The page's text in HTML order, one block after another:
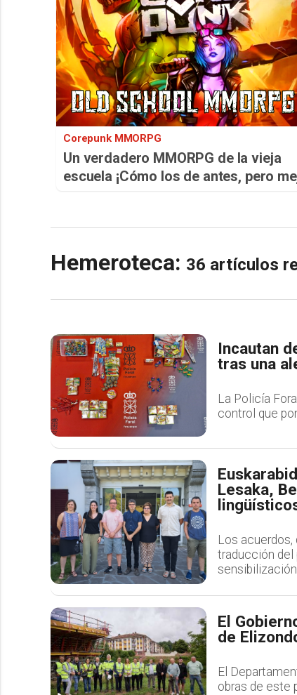
Corepunk MMORPG
Un verdadero MMORPG de la vieja
escuela ¡Cómo los de antes, pero
Hemeroteca: 36 artículos
Incautan
tras una
La Policía
control que
Lesaka,
Los
traducción del
sensibilización
El
de
El
obras de este